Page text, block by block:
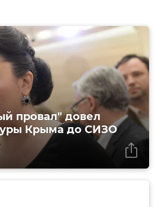
провал" довел
Крыма до СИЗО